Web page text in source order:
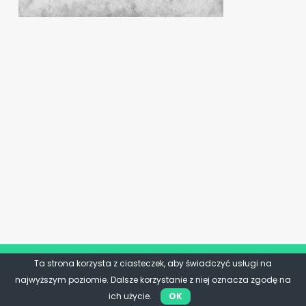
Ta strona korzysta z ciasteczek, aby świadczyć usługi na
najwyższym poziomie. Dalsze korzystanie z niej oznacza zgodę na
ich użycie.
OK